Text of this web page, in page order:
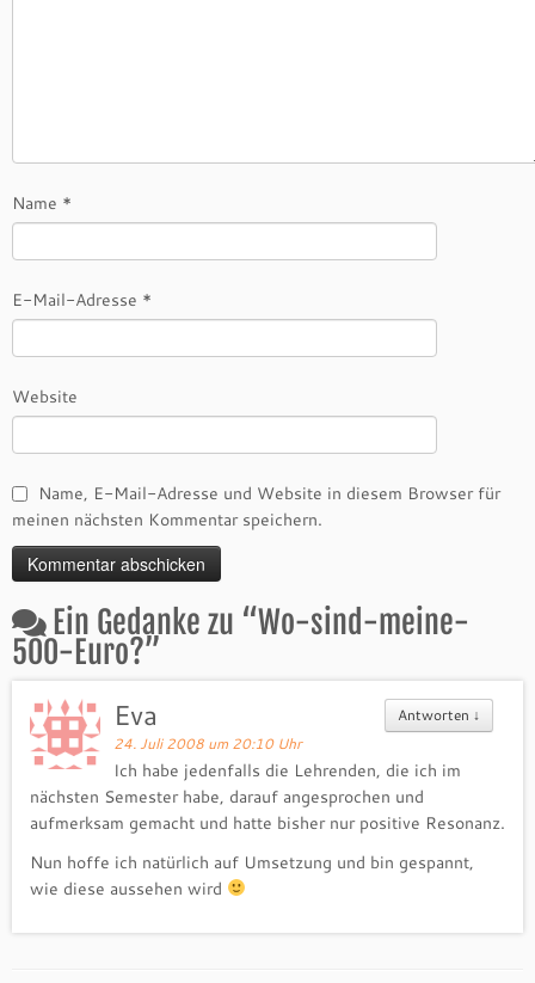
Name *
E-Mail-Adresse *
Website
Name, E-Mail-Adresse und Website in diesem Browser für
meinen nächsten Kommentar speichern.
Ein Gedanke zu “Wo-sind-meine-
500-Euro?”
Antworten ↓
Eva
24. Juli 2008 um 20:10 Uhr
Ich habe jedenfalls die Lehrenden, die ich im
nächsten Semester habe, darauf angesprochen und
aufmerksam gemacht und hatte bisher nur positive Resonanz.
Nun hoffe ich natürlich auf Umsetzung und bin gespannt,
wie diese aussehen wird